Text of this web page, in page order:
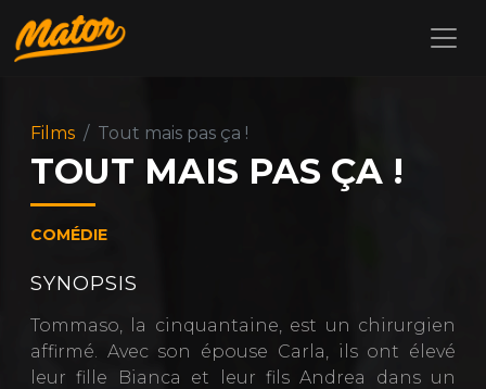
Films Tout mais pas ça !
TOUT MAIS PAS ÇA !
COMÉDIE
SYNOPSIS
Tommaso, la cinquantaine, est un chirurgien
affirmé. Avec son épouse Carla, ils ont élevé
leur fille Bianca et leur fils Andrea dans un